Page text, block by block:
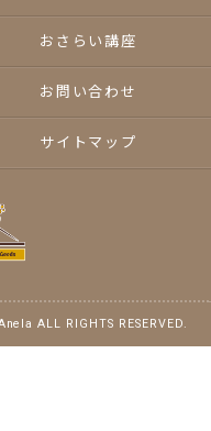
おさらい講座
お問い合わせ
サイトマップ
ALL RIGHTS RESERVED.